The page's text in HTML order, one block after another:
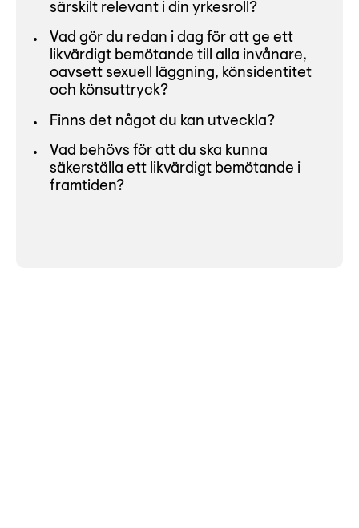
särskilt relevant i din yrkesroll?
Vad gör du redan i dag för att ge ett
likvärdigt bemötande till alla invånare,
oavsett sexuell läggning, könsidentitet
och könsuttryck?
Finns det något du kan utveckla?
Vad behövs för att du ska kunna
säkerställa ett likvärdigt bemötande i
framtiden?